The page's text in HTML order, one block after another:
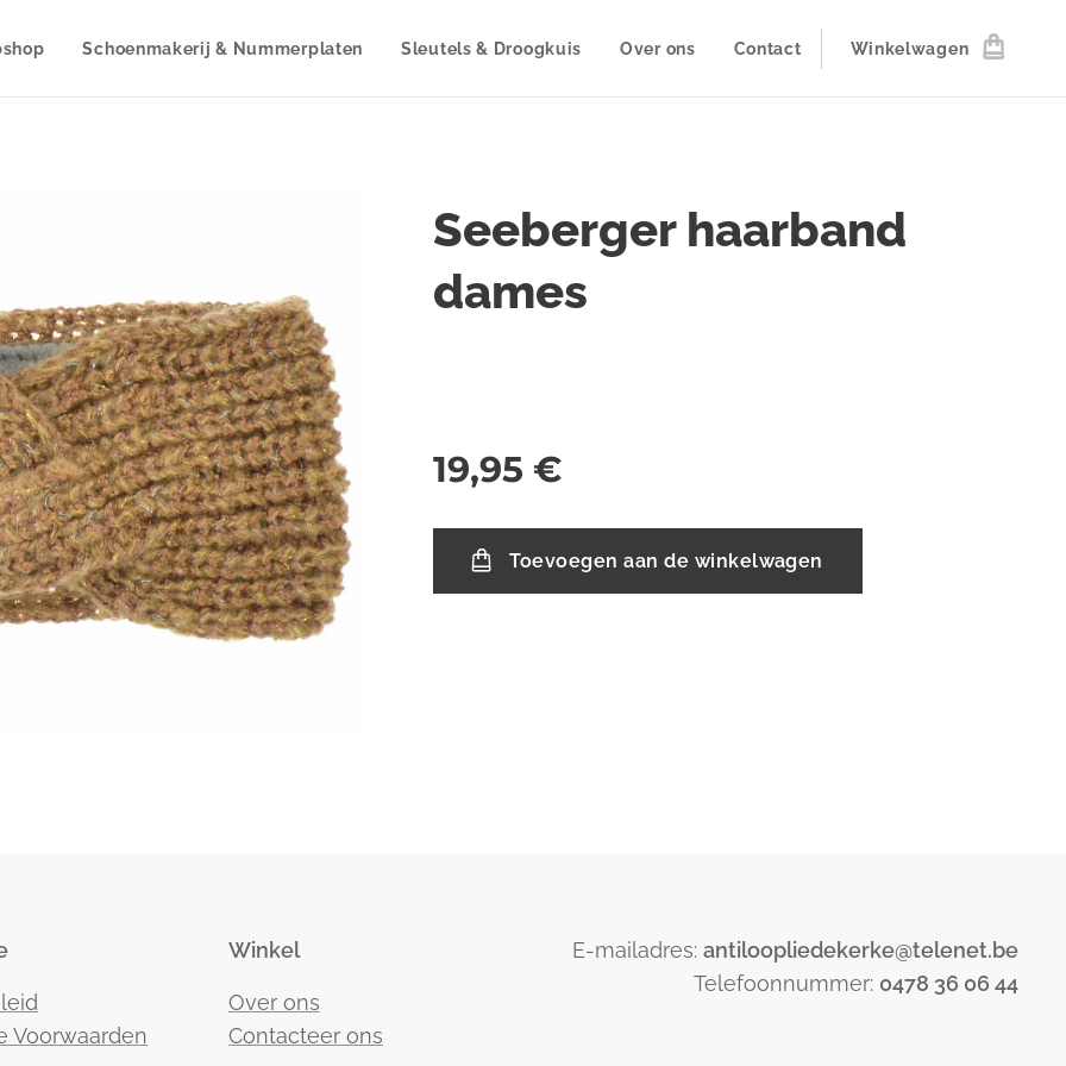
Schoenmakerij & Nummerplaten Sleutels & Droogkuis Over ons Contact Winkelwagen
Seeberger haarband
dames
19,95 €
Toevoegen aan de winkelwagen
Voorwaarden
Winkel
Over ons
Contacteer ons
E-mailadres: antiloopliedekerke@telenet.be
Telefoonnummer: 0478 36 06 44